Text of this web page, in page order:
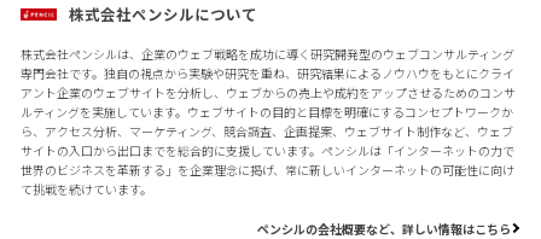
株式会社ペンシルについて
株式会社ペンシルは、企業のウェブ戦略を成功に導く研究開発型のウェブコンサルティング
専門会社です。独自の視点から実験や研究を重ね、研究結果によるノウハウをもとにクライ
アント企業のウェブサイトを分析し、ウェブからの売上や成約をアップさせるためのコンサ
ルティングを実施しています。ウェブサイトの目的と目標を明確にするコンセプトワークか
ら、アクセス分析、マーケティング、競合調査、企画提案、ウェブサイト制作など、ウェブ
サイトの入口から出口までを総合的に支援しています。ペンシルは「インターネットの力で
世界のビジネスを革新する」を企業理念に掲げ、常に新しいインターネットの可能性に向け
て挑戦を続けています。
ペンシルの会社概要など、詳しい情報はこちら